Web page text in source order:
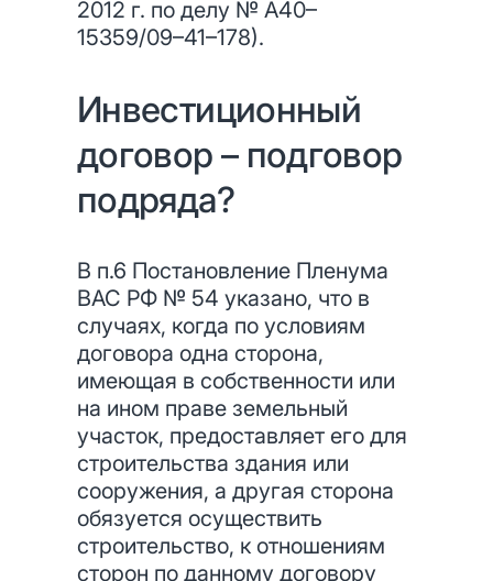
2012 г. по делу № А40–
15359/09–41–178).
Инвестиционный
договор – подговор
подряда?
В п.6 Постановление Пленума
ВАС РФ № 54 указано, что в
случаях, когда по условиям
договора одна сторона,
имеющая в собственности или
на ином праве земельный
участок, предоставляет его для
строительства здания или
сооружения, а другая сторона
обязуется осуществить
строительство, к отношениям
сторон по данному договору